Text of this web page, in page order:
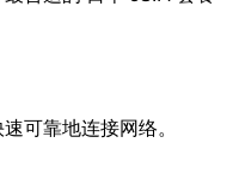
可靠地连接网络。